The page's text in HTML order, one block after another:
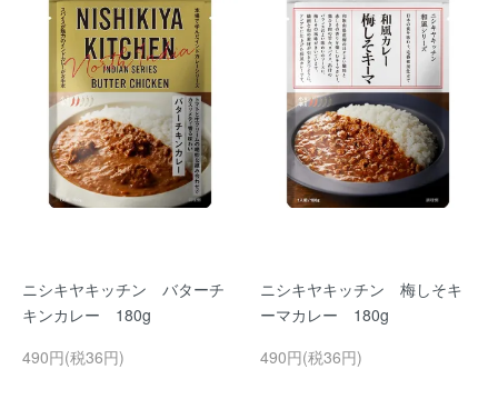
ニシキヤキッチン バターチ
キンカレー 180g
490円(税36円)
ニシキヤキッチン 梅しそキ
ーマカレー 180g
490円(税36円)